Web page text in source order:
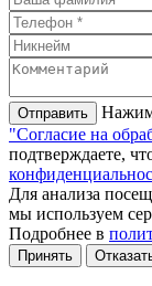
"Согласие на
подтверждаете,
Для анализа
мы используем
Подробнее в
Принять